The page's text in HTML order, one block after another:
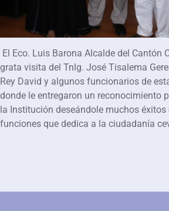
El Eco. Luis Barona Alcalde del Cantón
grata visita del Tnlg. José Tisalema
Rey David y algunos funcionarios de
donde le entregaron un reconocimiento
la Institución deseándole muchos éxitos
funciones que dedica a la ciudadanía